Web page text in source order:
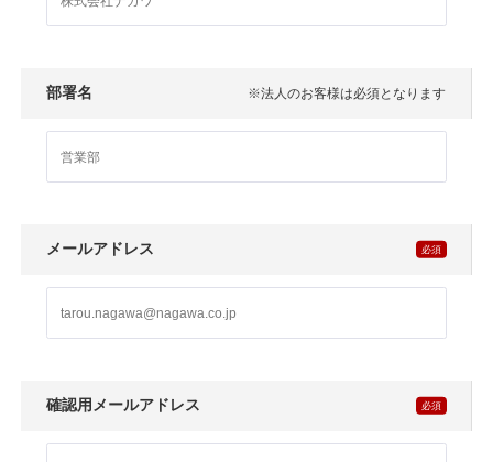
部署名 ※法人のお客様は必須となります
メールアドレス
確認用メールアドレス